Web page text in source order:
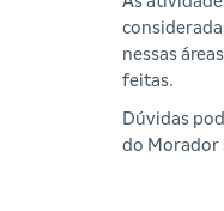
nessas
feitas.
Dúvidas
do Morador